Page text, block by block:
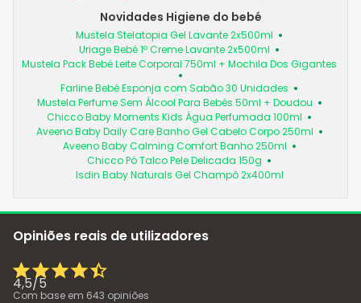
Novidades Higiene do bebé
Mustela Stelatopia Gel Lavante 2x500ml
Uriage Bebé 1º Creme Lavante 2x500ml
Mustela Pack Bebé Leite Corporal 750ml + Mochila Dos Gigantes
Farline Bebé Esponja com Sabão 30 Unidades
Mustela Perfume Sem Álcool Para Bebés 50ml + Doudou
Chicco Baby Moments Kids Água Perfumada 100ml
Aveeno Baby Daily Care Banho Gel Cabelo Corpo 250ml
Aveeno Baby Calming Comfort Banho 250ml
Chicco Pó Talco Pele Delicada 150g
Isdin Baby Naturals Gel Champô 2x400ml
Opiniões reais de utilizadores
4,5/5
Com base em 643 opiniões